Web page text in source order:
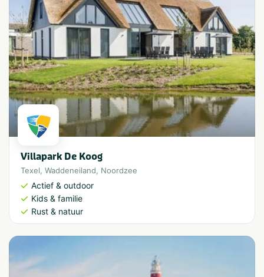
Villapark De Koog
Texel, Waddeneiland, Noordzee
Actief & outdoor
Kids & familie
Rust & natuur